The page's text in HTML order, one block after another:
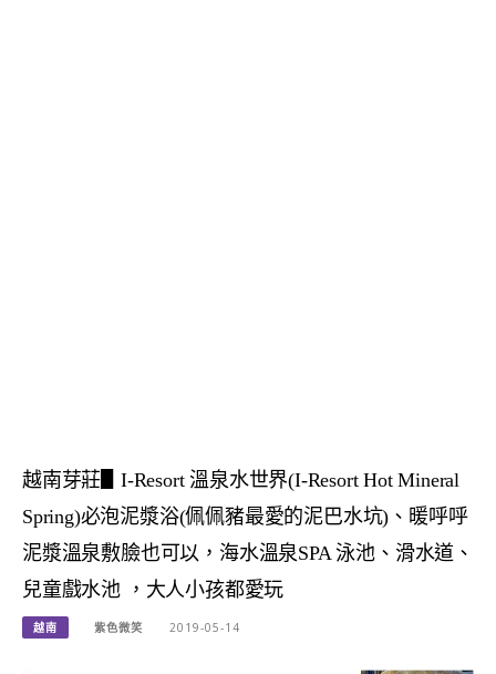
越南芽莊▋I-Resort 溫泉水世界(I-Resort Hot Mineral
Spring)必泡泥漿浴(佩佩豬最愛的泥巴水坑)、暖呼呼
泥漿溫泉敷臉也可以，海水溫泉SPA 泳池、滑水道、
兒童戲水池 ，大人小孩都愛玩
越南 紫色微笑 2019-05-14